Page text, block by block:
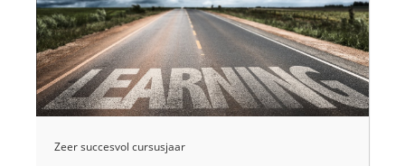
Zeer succesvol cursusjaar